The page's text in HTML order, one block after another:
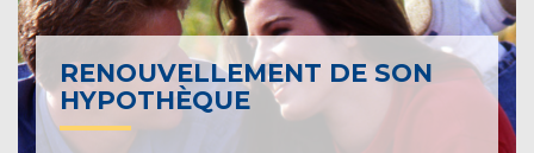
RENOUVELLEMENT DE SON
HYPOTHÈQUE